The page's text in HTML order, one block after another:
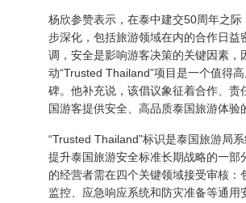
杨欣参赞表示，在泰中建交50周年之际
步深化，包括旅游领域在内的合作日益
调，安全是影响游客决策的关键因素，
动“Trusted Thailand”项目是一个值得
碑。他补充说，该倡议象征着合作、责
国游客提供安全、高品质泰国旅游体验
“Trusted Thailand”标识是泰国旅游局
提升泰国旅游安全标准长期战略的一部
的经营者需在四个关键领域接受审核：
监控、应急响应系统和防灾准备等通用